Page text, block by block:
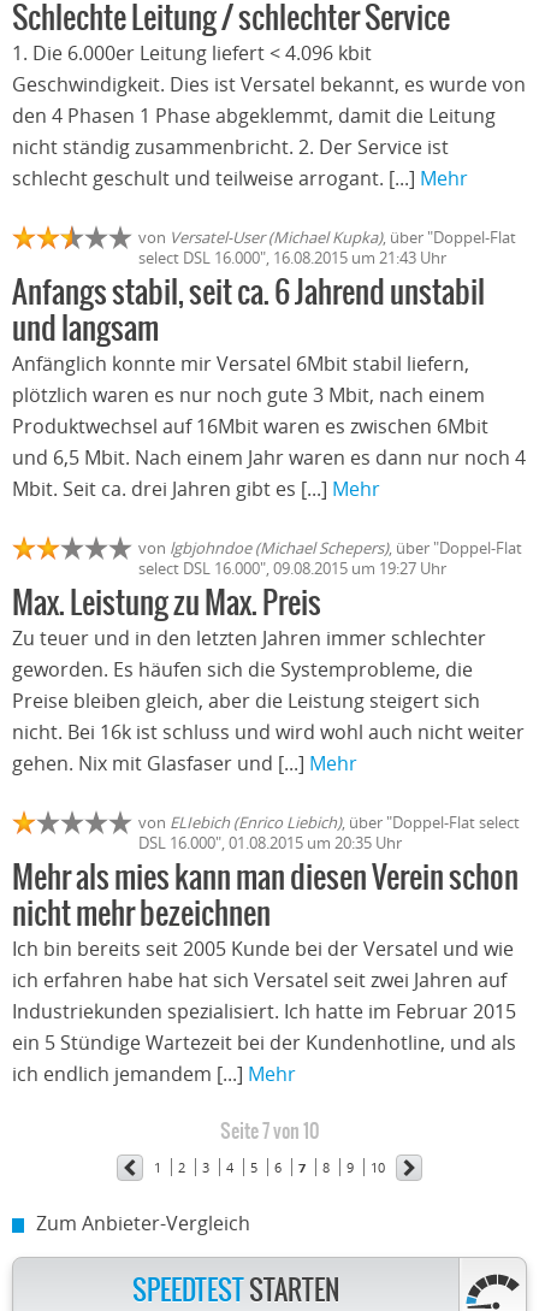
Schlechte Leitung / schlechter Service
1. Die 6.000er Leitung liefert < 4.096 kbit
Geschwindigkeit. Dies ist Versatel bekannt, es wurde von
den 4 Phasen 1 Phase abgeklemmt, damit die Leitung
nicht ständig zusammenbricht. 2. Der Service ist
schlecht geschult und teilweise arrogant. [...] Mehr
von Versatel-User (Michael Kupka), über "Doppel-Flat
select DSL 16.000", 16.08.2015 um 21:43 Uhr
Anfangs stabil, seit ca. 6 Jahrend unstabil
und langsam
Anfänglich konnte mir Versatel 6Mbit stabil liefern,
plötzlich waren es nur noch gute 3 Mbit, nach einem
Produktwechsel auf 16Mbit waren es zwischen 6Mbit
und 6,5 Mbit. Nach einem Jahr waren es dann nur noch 4
Mbit. Seit ca. drei Jahren gibt es [...] Mehr
von lgbjohndoe (Michael Schepers), über "Doppel-Flat
select DSL 16.000", 09.08.2015 um 19:27 Uhr
Max. Leistung zu Max. Preis
Zu teuer und in den letzten Jahren immer schlechter
geworden. Es häufen sich die Systemprobleme, die
Preise bleiben gleich, aber die Leistung steigert sich
nicht. Bei 16k ist schluss und wird wohl auch nicht weiter
gehen. Nix mit Glasfaser und [...] Mehr
von ELIebich (Enrico Liebich), über "Doppel-Flat select
DSL 16.000", 01.08.2015 um 20:35 Uhr
Mehr als mies kann man diesen Verein schon
nicht mehr bezeichnen
Ich bin bereits seit 2005 Kunde bei der Versatel und wie
ich erfahren habe hat sich Versatel seit zwei Jahren auf
Industriekunden spezialisiert. Ich hatte im Februar 2015
ein 5 Stündige Wartezeit bei der Kundenhotline, und als
ich endlich jemandem [...] Mehr
Seite 7 von 10
1 2 3 4 5 6 7 8 9 10
Zum Anbieter-Vergleich
SPEEDTESTSTARTEN